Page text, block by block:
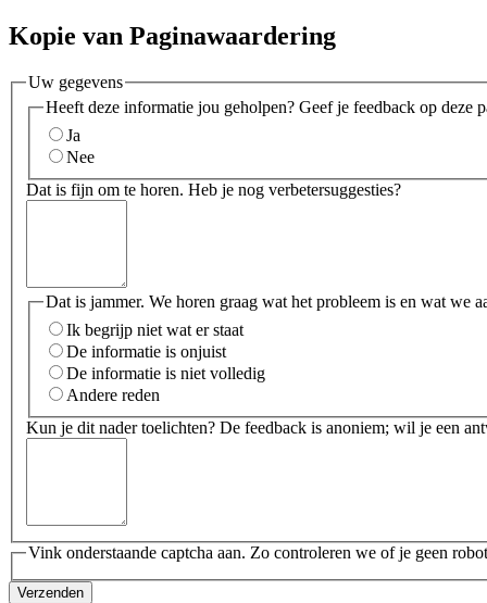
Kopie van Paginawaardering
Uw gegevens
Heeft deze informatie jou geholpen? Geef je feedback op deze
Ja
Nee
Dat is fijn om te horen. Heb je nog verbetersuggesties?
Dat is jammer. We horen graag wat het probleem is en wat we
Ik begrijp niet wat er staat
De informatie is onjuist
De informatie is niet volledig
Andere reden
Kun je dit nader toelichten? De feedback is anoniem; wil je een
Vink onderstaande captcha aan. Zo controleren we of je geen
Verzenden